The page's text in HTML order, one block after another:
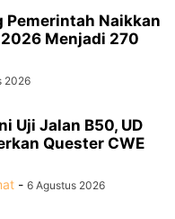
Pemerintah Naikkan
2026 Menjadi 270
2026
Uji Jalan B50, UD
Quester CWE
- 6 Agustus 2026